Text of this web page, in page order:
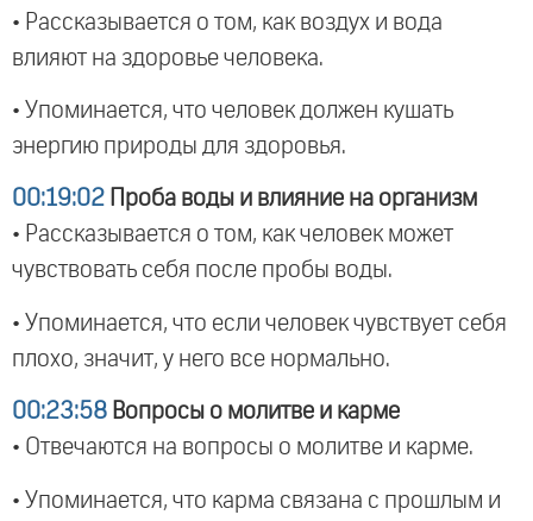
• Рассказывается о том, как воздух и вода
влияют на здоровье человека.
• Упоминается, что человек должен кушать
энергию природы для здоровья.
00:19:02 Проба воды и влияние на организм
• Рассказывается о том, как человек может
чувствовать себя после пробы воды.
• Упоминается, что если человек чувствует себя
плохо, значит, у него все нормально.
00:23:58 Вопросы о молитве и карме
• Отвечаются на вопросы о молитве и карме.
• Упоминается, что карма связана с прошлым и